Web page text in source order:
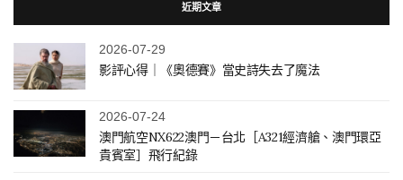
近期文章
2026-07-29
影評心得｜《奧德賽》當史詩失去了魔法
2026-07-24
澳門航空NX622澳門－台北［A321經濟艙、澳門環亞
貴賓室］飛行紀錄